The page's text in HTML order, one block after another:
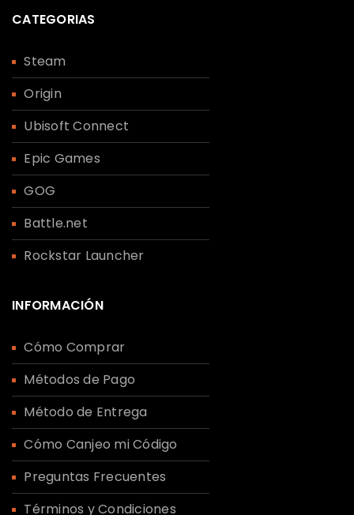
CATEGORIAS
Steam
Origin
Ubisoft Connect
Epic Games
GOG
Battle.net
Rockstar Launcher
INFORMACIÓN
Cómo Comprar
Métodos de Pago
Método de Entrega
Cómo Canjeo mi Código
Preguntas Frecuentes
Términos y Condiciones